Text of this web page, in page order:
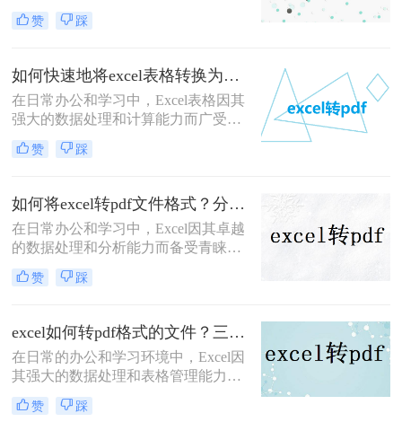
格式能确保文档在不同设备上的一致
显示，并且方便打印或发送给他人查
意更改，还是为了更方便地分享和打
印，将Excel转换为PDF都是一个实用
的技能。那么如何将Excel转换成PDF
呢？下面详细介绍几种将Excel转换为
PDF的方法。
赞 踩
如何快速地将excel表格转换为pdf文件格式？有这三种方法可以快速转换！
在日常办公和学习中，Excel表格因其
强大的数据处理和计算能力而广受欢
迎。然而，在某些情况下，我们可能
需要将Excel表格转换为PDF文件格
档。PDF文件具有跨平台兼容性好、
格式固定不易被篡改等优点，非常适
合用于这些场景。那么如何快速地将
excel表格转换为pdf文件格式呢？本文
将介绍几种快速将Excel表格转换为
PDF文件的方法。
赞 踩
如何将excel转pdf文件格式？分享三种实用操作方法！
在日常办公和学习中，Excel因其卓越
的数据处理和分析能力而备受青睐。
然而，在需要将Excel表格以固定格式
分享、打印或存档时，PDF格式因其
为了首选。那么如何将excel转pdf文件
格式呢？本文将详细介绍几种将Excel
文件转换为PDF文件的方法，帮助用
户轻松实现这一转换过程。
赞 踩
excel如何转pdf格式的文件？三招教你轻松转换！
在日常的办公和学习环境中，Excel因
其强大的数据处理和表格管理能力，
成为了不可或缺的工具。然而，在需
要将数据分享给没有Excel软件的用
赞 踩